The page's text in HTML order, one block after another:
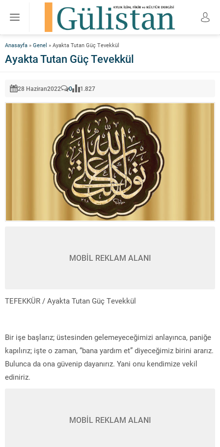
Anasayfa » Genel » Ayakta Tutan Güç Tevekkül
Ayakta Tutan Güç Tevekkül
28 Haziran2022 0 1.827
MOBİL REKLAM ALANI
TEFEKKÜR / Ayakta Tutan Güç Tevekkül
Bir işe başlarız; üstesinden gelemeyeceğimizi anlayınca, paniğe
kapılırız; işte o zaman, “bana yardım et” diyeceğimiz birini ararız.
Bulunca da ona güvenip dayanırız. Yani onu kendimize vekil
ediniriz.
MOBİL REKLAM ALANI